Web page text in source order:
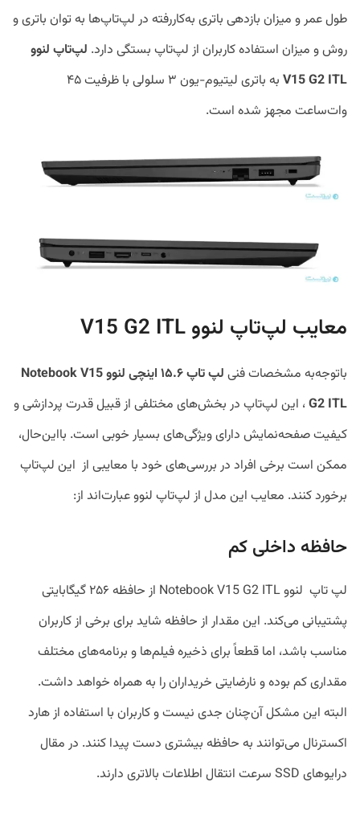
طول عمر و میزان بازدهی باتری به‌کاررفته در لپ‌تاپ‌ها به توان باتری و
روش و میزان استفاده کاربران از لپ‌تاپ بستگی دارد. لپ‌تاپ لنوو
V15 G2 ITL
به باتری لیتیوم-یون ۳ سلولی با ظرفیت ۴۵
وات‌ساعت مجهز شده است.
معایب لپ‌تاپ لنوو V15 G2 ITL
باتوجه‌به مشخصات فنی لپ ‌تاپ ۱۵.۶ اینچی لنوو NotebookV15
G2 ITL ، این لپ‌تاپ در بخش‌های مختلفی از قبیل قدرت پردازشی و
کیفیت صفحه‌نمایش دارای ویژگی‌های بسیار خوبی است. بااین‌حال،
ممکن است برخی افراد در بررسی‌های خود با معایبی از این لپ‌تاپ
برخورد کنند. معایب این مدل از لپ‌تاپ لنوو عبارت‌اند از:
حافظه داخلی کم
لپ ‌تاپ لنوو Notebook V15 G2 ITL از حافظه ۲۵۶ گیگابایتی
پشتیبانی می‌کند. این مقدار از حافظه شاید برای برخی از کاربران
مناسب باشد، اما قطعاً برای ذخیره فیلم‌‌ها و برنامه‌های مختلف
مقداری کم بوده و نارضایتی خریداران را به همراه خواهد داشت.
البته این مشکل آن‌چنان جدی نیست و کاربران با استفاده از هارد
اکسترنال می‌توانند به حافظه بیشتری دست پیدا کنند. در مقال
درایوهای SSD سرعت انتقال اطلاعات بالاتری دارند.